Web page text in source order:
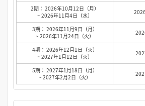
2期： 2026年10月12日（月）
~ 2026年11月4日（水）
3期： 2026年11月9日（月）
~ 2026年11月24日（火）
4期： 2026年12月1日（火）
~ 2027年1月12日（火）
5期： 2027年1月18日（月）
~ 2027年2月2日（火）